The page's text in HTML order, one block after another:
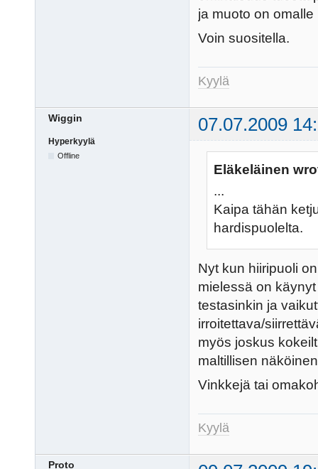
ja muoto on
Voin suositella.
Kyylä
Wiggin 07.07.2009
Hyperkyylä
Offline
Eläkeläinen
...
Kaipa tähän
hardispuolelta.
Nyt kun hiiripuoli
mielessä on
testasinkin ja
irroitettava/
myös joskus
maltillisen
Vinkkejä tai
Kyylä
Proto